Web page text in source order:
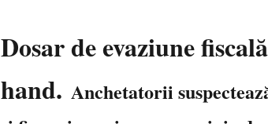
Dosar de evaziune
hand. Anchetatorii